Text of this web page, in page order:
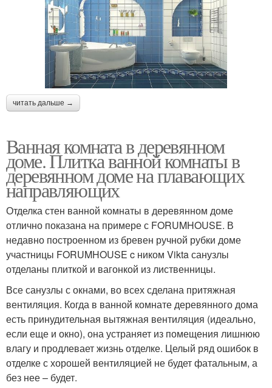
читать дальше →
Ванная комната в деревянном
доме. Плитка ванной комнаты в
деревянном доме на плавающих
направляющих
Отделка стен ванной комнаты в деревянном доме
отлично показана на примере с FORUMHOUSE. В
недавно построенном из бревен ручной рубки доме
участницы FORUMHOUSE c ником Vikta санузлы
отделаны плиткой и вагонкой из лиственницы.
Все санузлы с окнами, во всех сделана притяжная
вентиляция. Когда в ванной комнате деревянного дома
есть принудительная вытяжная вентиляция (идеально,
если еще и окно), она устраняет из помещения лишнюю
влагу и продлевает жизнь отделке. Целый ряд ошибок в
отделке с хорошей вентиляцией не будет фатальным, а
без нее – будет.